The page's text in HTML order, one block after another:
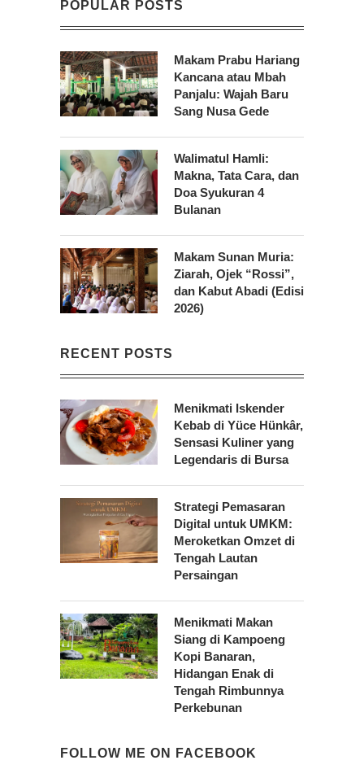
POPULAR POSTS
Makam Prabu Hariang
Kancana atau Mbah
Panjalu: Wajah Baru
Sang Nusa Gede
Walimatul Hamli:
Makna, Tata Cara, dan
Doa Syukuran 4
Bulanan
Makam Sunan Muria:
Ziarah, Ojek “Rossi”,
dan Kabut Abadi (Edisi
2026)
RECENT POSTS
Menikmati Iskender
Kebab di Yüce Hünkâr,
Sensasi Kuliner yang
Legendaris di Bursa
Strategi Pemasaran
Digital untuk UMKM:
Meroketkan Omzet di
Tengah Lautan
Persaingan
Menikmati Makan
Siang di Kampoeng
Kopi Banaran,
Hidangan Enak di
Tengah Rimbunnya
Perkebunan
FOLLOW ME ON FACEBOOK